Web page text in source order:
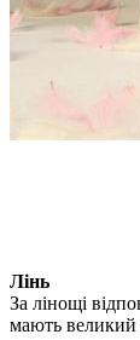
Лінь
За лінощі
мають великий